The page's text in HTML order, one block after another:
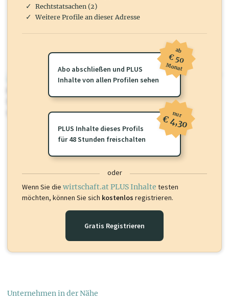
wirtschaft.at PLUS
Sie momentan nicht einsehen können. Schalten Sie dieses Profil frei
oder loggen Sie sich ein um diese Inhalte zu sehen.
Rechtstatsachen (2)
Weitere Profile an dieser Adresse
Abo abschließen und PLUS
Inhalte von allen Profilen sehen
ab
€ 50
Monat
PLUS Inhalte dieses Profils
für 48 Stunden freischalten
nur
€ 4,30
oder
Wenn Sie die wirtschaft.at PLUS Inhalte testen
möchten, können Sie sich kostenlos registrieren.
Gratis Registrieren
Unternehmen in der Nähe